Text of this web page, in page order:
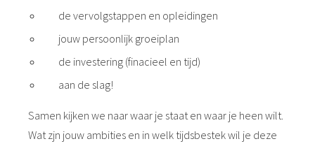
de vervolgstappen en opleidingen
jouw persoonlijk groeiplan
de investering (finacieel en tijd)
aan de slag!
Samen kijken we naar waar je staat en waar je heen wilt.
Wat zjn jouw ambities en in welk tijdsbestek wil je deze